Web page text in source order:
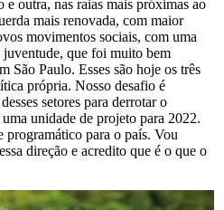
outra, nas raias mais próximas ao
mais renovada, com maior
movimentos sociais, com uma
que foi muito bem
São Paulo. Esses são hoje os três
própria. Nosso desafio é
setores para derrotar o
unidade de projeto para 2022.
programático para o país. Vou
direção e acredito que é o que o